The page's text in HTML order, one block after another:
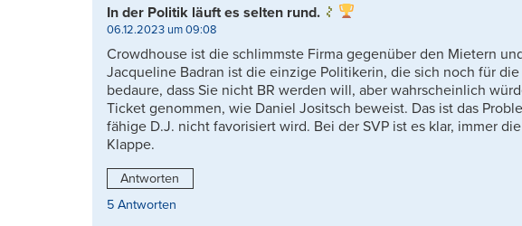
In der Politik läuft es selten rund.
06.12.2023 um 09:08
Crowdhouse ist die schlimmste Firma gegenüber den Mietern
Jacqueline Badran ist die einzige Politikerin, die sich noch für
bedaure, dass Sie nicht BR werden will, aber wahrscheinlich
Ticket genommen, wie Daniel Jositsch beweist. Das ist das
fähige D.J. nicht favorisiert wird. Bei der SVP ist es klar, immer
Klappe.
Antworten
5 Antworten